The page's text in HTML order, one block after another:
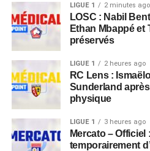
LIGUE 1 2 minutes ago
LOSC : Nabil
Ethan Mbappé et
préservés
LIGUE 1 2 heures ago
RC Lens :
Sunderland
physique
LIGUE 1 3 heures ago
Mercato – Officiel
temporairement